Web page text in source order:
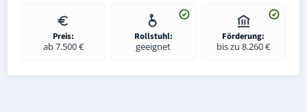
Preis:
ab 7.500 €
Rollstuhl:
geeignet
Förderung:
bis zu 8.260 €